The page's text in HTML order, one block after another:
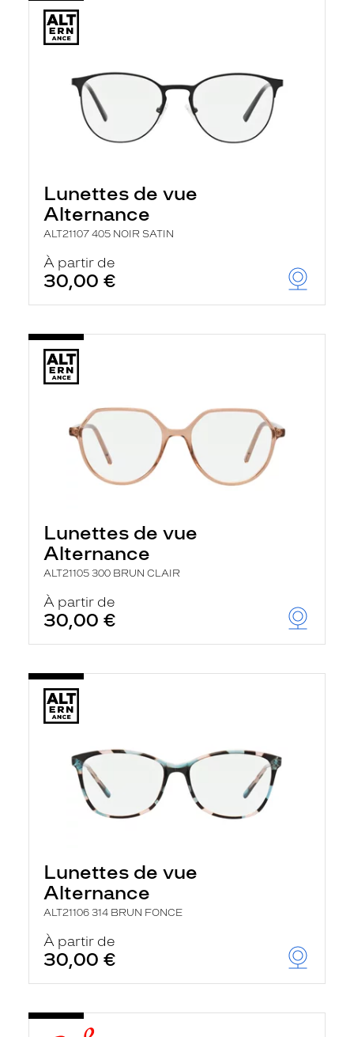
Lunettes de vue
Alternance
ALT21107 405 NOIR SATIN
À partir de
30,00 €
Lunettes de vue
Alternance
ALT21105 300 BRUN CLAIR
À partir de
30,00 €
Lunettes de vue
Alternance
ALT21106 314 BRUN FONCE
À partir de
30,00 €